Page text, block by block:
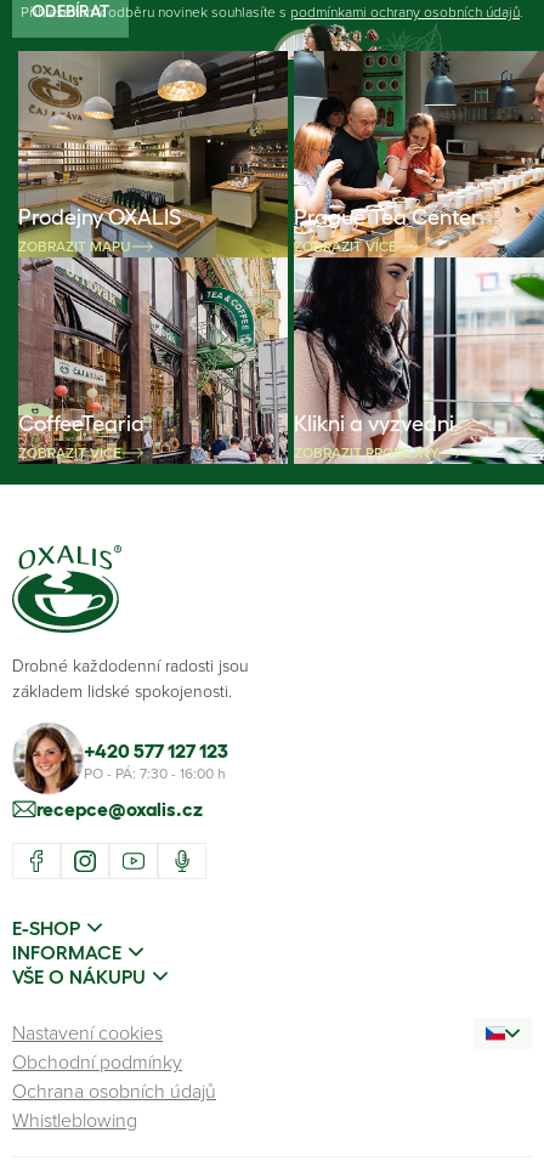
ODEBÍRAT
Přihlášením k odběru novinek souhlasíte s podmínkami ochrany osobních údajů.
Prodejny OXALIS
ZOBRAZIT MAPU
Prague Tea Center
ZOBRAZIT VÍCE
CoffeeTearia
ZOBRAZIT VÍCE
Klikni a vyzvedni
ZOBRAZIT PRODEJNY
Drobné každodenní radosti jsou
základem lidské spokojenosti.
+420 577 127 123
PO - PÁ: 7:30 - 16:00 h
recepce@oxalis.cz
E-SHOP
INFORMACE
VŠE O NÁKUPU
Nastavení cookies
Obchodní podmínky
Ochrana osobních údajů
Whistleblowing